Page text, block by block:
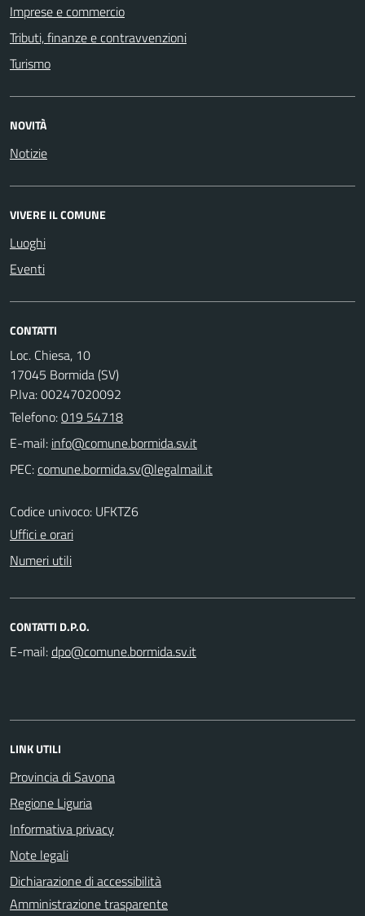
Imprese e commercio
Tributi, finanze e contravvenzioni
Turismo
NOVITÀ
Notizie
VIVERE IL COMUNE
Luoghi
Eventi
CONTATTI
Loc. Chiesa, 10
17045 Bormida (SV)
P.Iva: 00247020092
Telefono:019 54718
E-mail:
PEC:
Codice univoco: UFKTZ6
Uffici e orari
Numeri utili
CONTATTI D.P.O.
E-mail:
LINK UTILI
Provincia di Savona
Regione Liguria
Informativa privacy
Note legali
Dichiarazione di accessibilità
Amministrazione trasparente